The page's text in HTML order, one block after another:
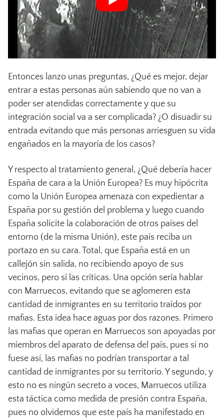
Entonces lanzo unas preguntas, ¿Qué es mejor, dejar
entrar a estas personas aún sabiendo que no van a
poder ser atendidas correctamente y que su
integración social va a ser complicada? ¿O disuadir su
entrada evitando que más personas arriesguen su vida
engañados en la mayoría de los casos?
Y respecto al tratamiento general, ¿Qué debería hacer
España de cara a la Unión Europea? Es muy hipócrita
como la Unión Europea amenaza con expedientar a
España por su gestión del problema y luego cuando
España solicite la colaboración de otros países del
entorno (de la misma Unión), este país reciba un
portazo en su cara. Total, que España está en un
callejón sin salida, no recibiendo apoyo de sus
vecinos, pero sí las críticas. Una opción sería hablar
con Marruecos, evitando que se aglomeren esta
cantidad de inmigrantes en su territorio traídos por
mafias. Esta idea hace aguas por dos razones. Primero
las mafias que operan en Marruecos son apoyadas por
miembros del aparato de defensa del país, pues si no
fuese así, las mafias no podrían transportar a tal
cantidad de inmigrantes por su territorio. Y segundo, y
esto no es ningún secreto a voces, Marruecos utiliza
esta táctica como medida de presión contra España,
pues no olvidemos que este país ha manifestado en